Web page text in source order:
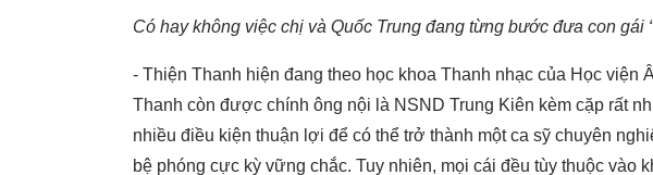
Có hay không việc chị và Quốc Trung đang từng bước đưa con gái
- Thiện Thanh hiện đang theo học khoa Thanh nhạc của Học viện
Thanh còn được chính ông nội là NSND Trung Kiên kèm cặp rất
nhiều điều kiện thuận lợi để có thể trở thành một ca sỹ chuyên
bệ phóng cực kỳ vững chắc. Tuy nhiên, mọi cái đều tùy thuộc vào